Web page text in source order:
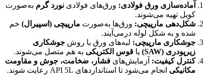
آماده‌سازی ورق فولادی: ورق‌های فولادی نورد گرم به‌صورت
کویل تهیه می‌شوند.
شکل‌دهی مارپیچی: ورق‌ها به‌صورت مارپیچی (اسپیرال) خم
شده و به شکل لوله درمی‌آیند.
جوشکاری مارپیچی: لبه‌های ورق با روش جوشکاری
زیرپودری (SAW) یا قوس الکتریکی به هم متصل می‌شوند.
کنترل کیفیت: آزمایش‌های فشار، ضخامت، جوش و مقاومت
مکانیکی انجام می‌شود تا استانداردهای API 5L رعایت شوند.